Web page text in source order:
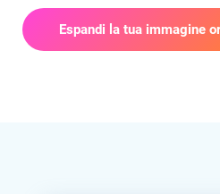
Espandi la tua immagine